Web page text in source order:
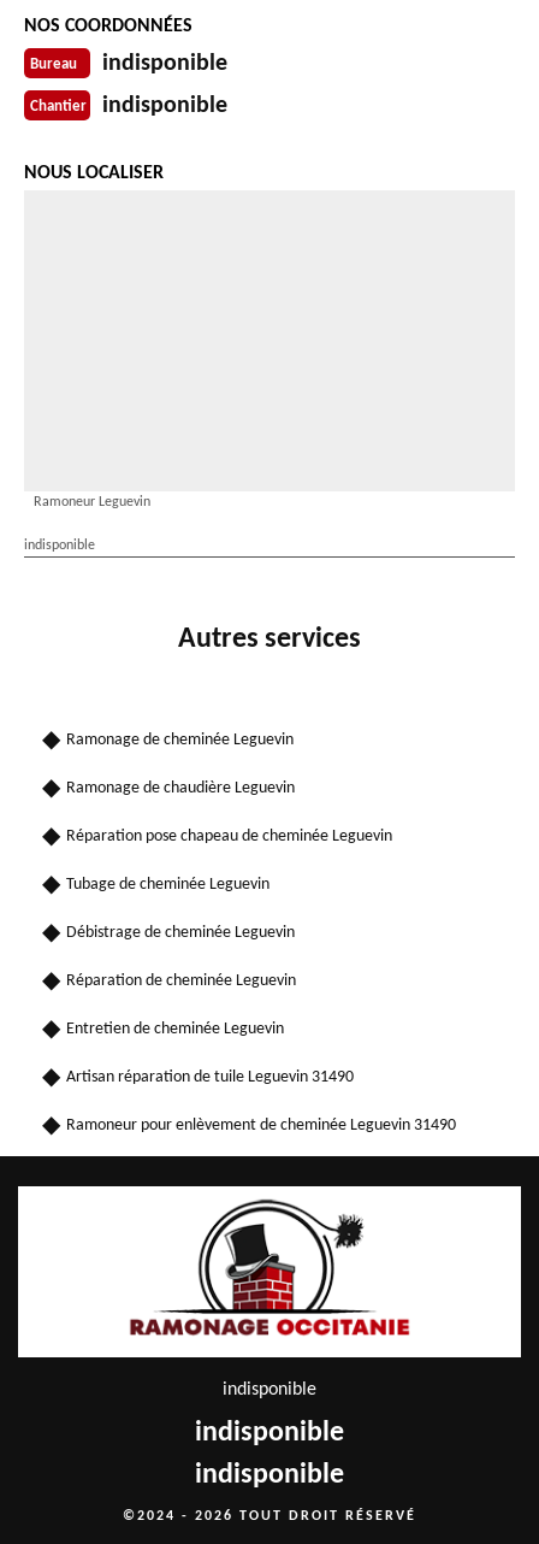
NOS COORDONNÉES
Bureau indisponible
Chantier indisponible
NOUS LOCALISER
Ramoneur Leguevin
indisponible
Autres services
Ramonage de cheminée Leguevin
Ramonage de chaudière Leguevin
Réparation pose chapeau de cheminée Leguevin
Tubage de cheminée Leguevin
Débistrage de cheminée Leguevin
Réparation de cheminée Leguevin
Entretien de cheminée Leguevin
Artisan réparation de tuile Leguevin 31490
Ramoneur pour enlèvement de cheminée Leguevin 31490
indisponible
indisponible
indisponible
©2024 - 2026 TOUT DROIT RÉSERVÉ